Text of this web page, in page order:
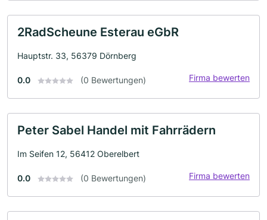
2RadScheune Esterau eGbR
Hauptstr. 33, 56379 Dörnberg
0.0 (0 Bewertungen) Firma bewerten
Peter Sabel Handel mit Fahrrädern
Im Seifen 12, 56412 Oberelbert
0.0 (0 Bewertungen) Firma bewerten